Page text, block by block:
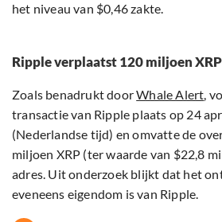
het niveau van $0,46 zakte.
Ripple verplaatst 120 miljoen XRP
Zoals benadrukt doorWhale Alert,
transactie van Ripple plaats op 24
(Nederlandse tijd) en omvatte de
miljoen XRP (ter waarde van $22,8
adres. Uit onderzoek blijkt dat het
eveneens eigendom is van Ripple.